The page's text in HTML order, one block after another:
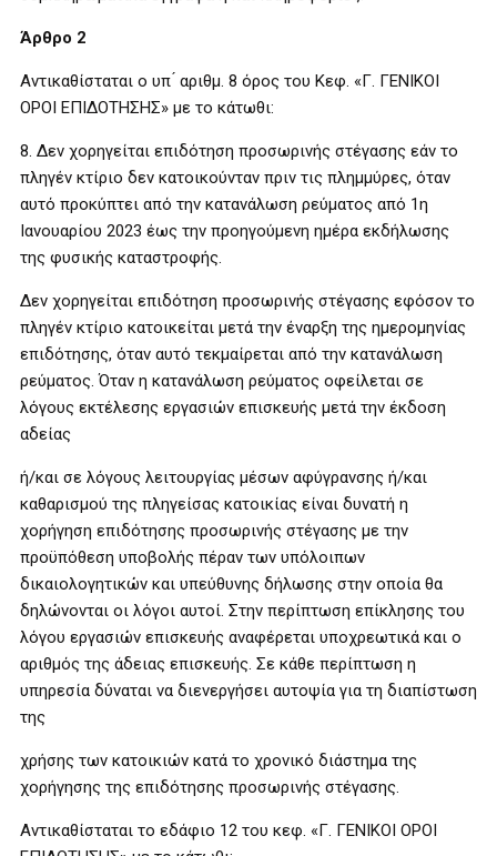
Άρθρο 2
Αντικαθίσταται ο υπ ́ αριθμ. 8 όρος του Κεφ. «Γ. ΓΕΝΙΚΟΙ
ΟΡΟΙ ΕΠΙΔΟΤΗΣΗΣ» με το κάτωθι:
8. Δεν χορηγείται επιδότηση προσωρινής στέγασης εάν το
πληγέν κτίριο δεν κατοικούνταν πριν τις πλημμύρες, όταν
αυτό προκύπτει από την κατανάλωση ρεύματος από 1η
Ιανουαρίου 2023 έως την προηγούμενη ημέρα εκδήλωσης
της φυσικής καταστροφής.
Δεν χορηγείται επιδότηση προσωρινής στέγασης εφόσον το
πληγέν κτίριο κατοικείται μετά την έναρξη της ημερομηνίας
επιδότησης, όταν αυτό τεκμαίρεται από την κατανάλωση
ρεύματος. Όταν η κατανάλωση ρεύματος οφείλεται σε
λόγους εκτέλεσης εργασιών επισκευής μετά την έκδοση
αδείας
ή/και σε λόγους λειτουργίας μέσων αφύγρανσης ή/και
καθαρισμού της πληγείσας κατοικίας είναι δυνατή η
χορήγηση επιδότησης προσωρινής στέγασης με την
προϋπόθεση υποβολής πέραν των υπόλοιπων
δικαιολογητικών και υπεύθυνης δήλωσης στην οποία θα
δηλώνονται οι λόγοι αυτοί. Στην περίπτωση επίκλησης του
λόγου εργασιών επισκευής αναφέρεται υποχρεωτικά και ο
αριθμός της άδειας επισκευής. Σε κάθε περίπτωση η
υπηρεσία δύναται να διενεργήσει αυτοψία για τη διαπίστωση
της
χρήσης των κατοικιών κατά το χρονικό διάστημα της
χορήγησης της επιδότησης προσωρινής στέγασης.
Αντικαθίσταται το εδάφιο 12 του κεφ. «Γ. ΓΕΝΙΚΟΙ ΟΡΟΙ